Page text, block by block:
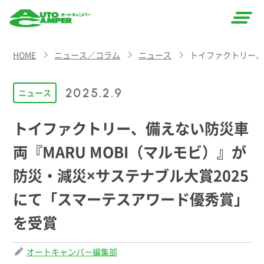
CAMPER
（オート
キャン
パー）
HOME ニュース／コラム ニュース トイファクトリー
ニュース 2025.2.9
トイファクトリー、備えない防災車
両『MARU MOBI（マルモビ）』が
防災・減災×サステナブル大賞2025
にて「スマーテスアワード優秀賞」
を受賞
オートキャンパー編集部